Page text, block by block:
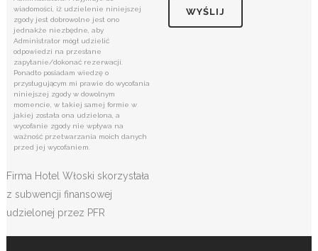
wiadomości, iż udzielenie niniejszej
zgody jest dobrowolne jest ono
jednakże niezbędne, aby
Administrator mógł udzielić
odpowiedzi na przesłane
zapytanie/dokonać rezerwacji.
Ponadto posiadam wiedzę o
przysługującym mi prawie do wycofania
niniejszej zgody w dowolnym
momencie, w takiej samej formie w
jakiej została ona udzielona, a
wycofanie zgody nie wpływa na
ważność przetwarzania moich danych
przed jej wycofaniem.
Firma Hotel Włoski skorzystała
z subwencji finansowej
udzielonej przez PFR